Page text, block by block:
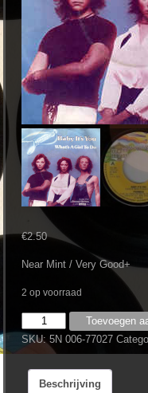
€2.50
Near Mint / Very Good+
2 op voorraad
Promises
‎–
Baby
It's
Toevoegen
SKU:5N 006-77027
Beschrijving